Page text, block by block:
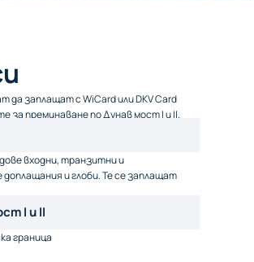
заплащат с WiCard или DKV Card
за преминаване по Дунав мост I и II.
входни, транзитни и
и глоби. Те се заплащат
I и II
граница